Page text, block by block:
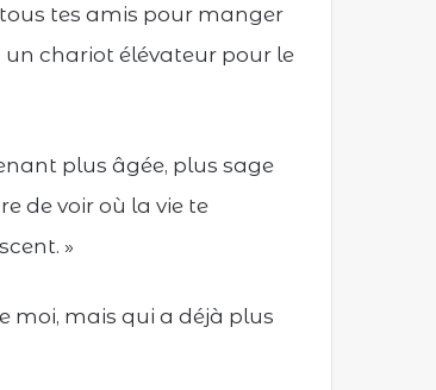
tous tes amis pour manger
chariot élévateur pour le
plus âgée, plus sage
de voir où la vie te
»
moi, mais qui a déjà plus